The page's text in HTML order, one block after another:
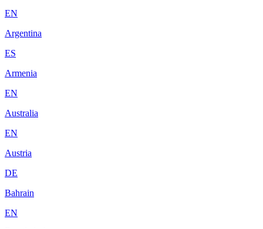
EN
Argentina
ES
Armenia
EN
Australia
EN
Austria
DE
Bahrain
EN